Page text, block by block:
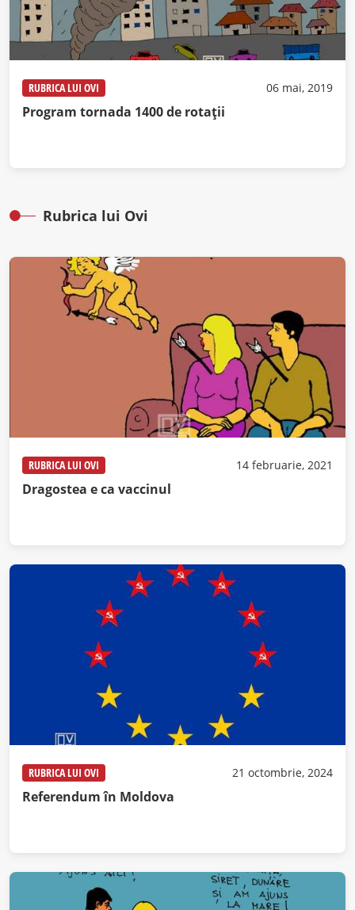
RUBRICA LUI OVI 06 mai, 2019
Program tornada 1400 de rotații
Rubrica lui Ovi
RUBRICA LUI OVI 14 februarie, 2021
Dragostea e ca vaccinul
RUBRICA LUI OVI 21 octombrie, 2024
Referendum în Moldova